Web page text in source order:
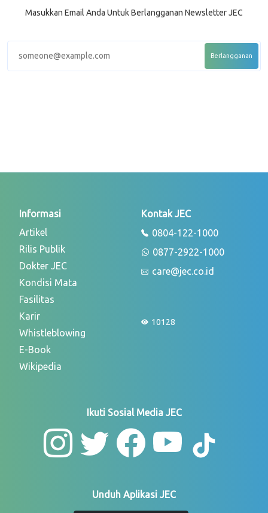
Masukkan Email Anda Untuk Berlangganan Newsletter JEC
Informasi
Artikel
Rilis Publik
Dokter JEC
Kondisi Mata
Fasilitas
Karir
Whistleblowing
E-Book
Wikipedia
Kontak JEC
0804-122-1000
0877-2922-1000
care@jec.co.id
10128
Ikuti Sosial Media JEC
Unduh Aplikasi JEC